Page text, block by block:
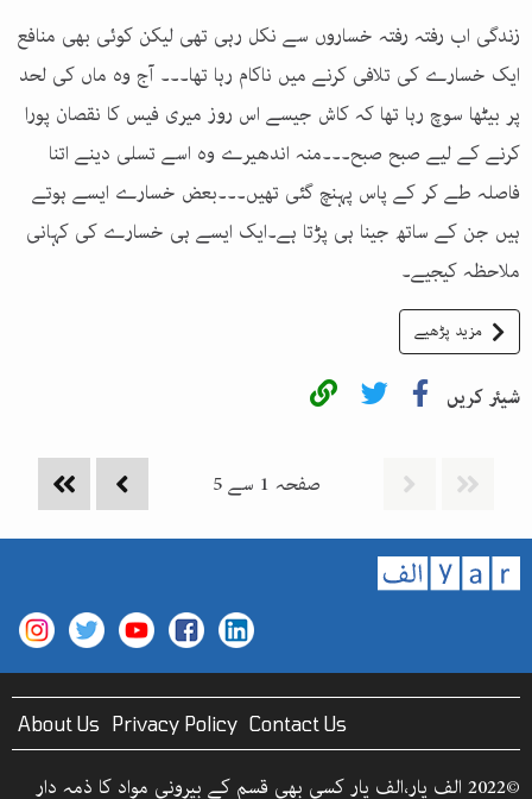
زندگی اب رفتہ رفتہ خساروں سے نکل رہی تھی لیکن کوئی بھی منافع
ایک خسارے کی تلافی کرنے میں ناکام رہا تھا۔۔۔ آج وہ ماں کی لحد
پر بیٹھا سوچ رہا تھا کہ کاش جیسے اس روز میری فیس کا نقصان پورا
کرنے کے لیے صبح صبح۔۔۔منہ اندھیرے وہ اسے تسلی دینے اتنا
فاصلہ طے کر کے پاس پہنچ گئی تھیں۔۔۔بعض خسارے ایسے ہوتے
ہیں جن کے ساتھ جینا ہی پڑتا ہے۔ایک ایسے ہی خسارے کی کہانی
ملاحظہ کیجیے۔
مزید پڑھیے
شیئر کریں
صفحہ 1 سے 5
About Us Privacy Policy Contact Us
©2022 الف یار،الف یار کسی بھی قسم کے بیرونی مواد کا ذمہ دار